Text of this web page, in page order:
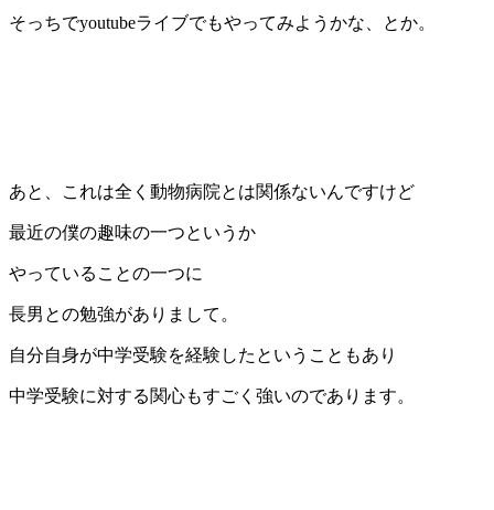
そっちでyoutubeライブでもやってみようかな、とか。
あと、これは全く動物病院とは関係ないんですけど
最近の僕の趣味の一つというか
やっていることの一つに
長男との勉強がありまして。
自分自身が中学受験を経験したということもあり
中学受験に対する関心もすごく強いのであります。